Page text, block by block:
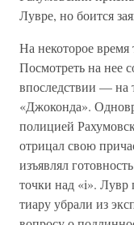
Лувре, но боится
На некоторое время
Посмотреть на нее
впоследствии — на
«Джоконда».
полицией
отрицал свою
изъявлял
точки над «i». Лувр
тиару убрали из